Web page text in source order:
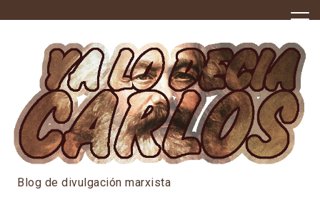
to
Blog de divulgación marxista